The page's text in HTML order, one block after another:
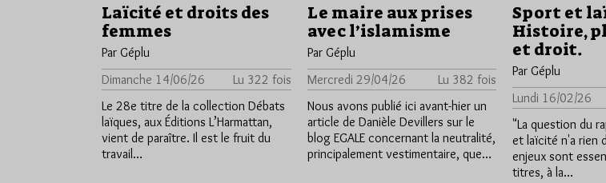
Laïcité et droits des
femmes
Par Géplu
Dimanche 14/06/26
Lu 322 fois
Le 28e titre de la collection Débats
laïques, aux Éditions L’Harmattan,
vient de paraître. Il est le fruit du
travail…
Le maire aux prises
avec l’islamisme
Par Géplu
Mercredi 29/04/26
Lu 382 fois
Nous avons publié ici avant-hier un
article de Danièle Devillers sur le
blog EGALE concernant la neutralité,
principalement vestimentaire, que…
Sport et
Histoire,
et droit.
Par Géplu
Lundi 16/02/26
"La question du
et laïcité n'a rien
enjeux sont
titres, à la…